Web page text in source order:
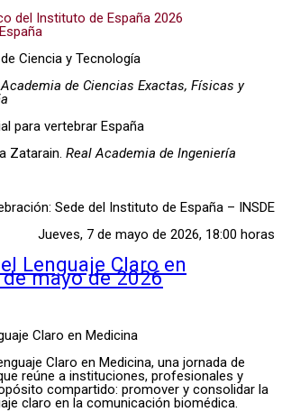
del Instituto de España 2026
Ciencia y Tecnología
de Ciencias Exactas, Físicas y
para vertebrar España
Zatarain. Real Academia de Ingeniería
Sede del Instituto de España – INSDE
Jueves, 7 de mayo de 2026, 18:00 horas
Lenguaje Claro en
mayo de 2026
Claro en Medicina
Claro en Medicina, una jornada de
reúne a instituciones, profesionales y
compartido: promover y consolidar la
claro en la comunicación biomédica.